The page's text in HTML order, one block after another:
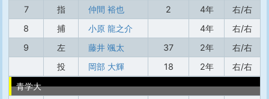
7
指 仲間 裕也 2 4年
右/右
8
捕 小原 龍之介 4年
右/右
9
左 藤井 颯太 37 2年
右/右
投
岡部 大輝 18 2年
右/右
青学大